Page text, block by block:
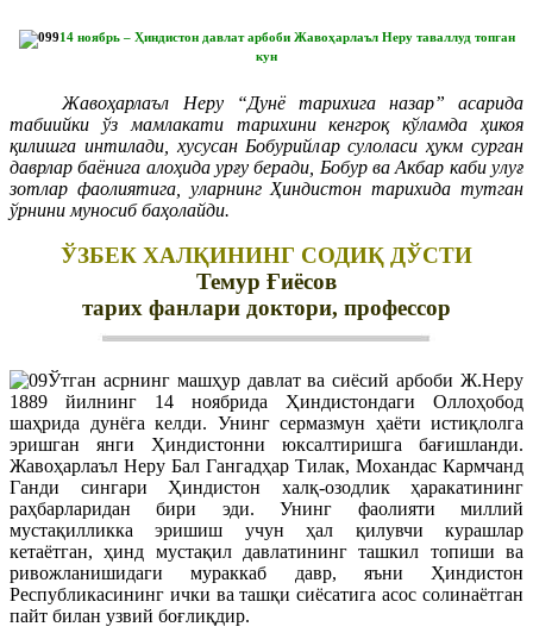
14 ноябрь – Ҳиндистон давлат арбоби Жавоҳарлаъл Неру таваллуд топган
кун
Жавоҳарлаъл Неру “Дунё тарихига назар” асарида
табиийки ўз мамлакати тарихини кенгроқ кўламда ҳикоя
қилишга интилади, хусусан Бобурийлар сулоласи ҳукм сурган
даврлар баёнига алоҳида урғу беради, Бобур ва Акбар каби улуғ
зотлар фаолиятига, уларнинг Ҳиндистон тарихида тутган
ўрнини муносиб баҳолайди.
ЎЗБЕК ХАЛҚИНИНГ СОДИҚ ДЎСТИ
Темур Ғиёсов
тарих фанлари доктори, профессор
Ўтган асрнинг машҳур давлат ва сиёсий арбоби Ж.Неру
1889 йилнинг 14 ноябрида Ҳиндистондаги Оллоҳобод
шаҳрида дунёга келди. Унинг сермазмун ҳаёти истиқлолга
эришган янги Ҳиндистонни юксалтиришга бағишланди.
Жавоҳарлаъл Неру Бал Гангадҳар Тилак, Мохандас Кармчанд
Ганди сингари Ҳиндистон халқ-озодлик ҳаракатининг
раҳбарларидан бири эди. Унинг фаолияти миллий
мустақилликка эришиш учун ҳал қилувчи курашлар
кетаётган, ҳинд мустақил давлатининг ташкил топиши ва
ривожланишидаги мураккаб давр, яъни Ҳиндистон
Республикасининг ички ва ташқи сиёсатига асос солинаётган
пайт билан узвий боғлиқдир.